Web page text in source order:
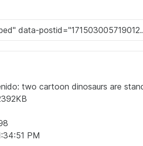
two cartoon dinosaurs are
PM